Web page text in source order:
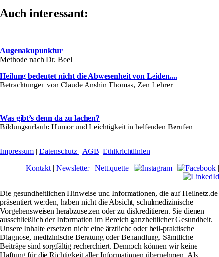
Auch interessant:
Augenakupunktur
Methode nach Dr. Boel
Heilung bedeutet nicht die Abwesenheit von Leiden....
Betrachtungen von Claude Anshin Thomas, Zen-Lehrer
Was gibt’s denn da zu lachen?
Bildungsurlaub: Humor und Leichtigkeit in helfenden Berufen
Impressum | Datenschutz | AGB| Ethikrichtlinien
Kontakt | Newsletter | Nettiquette | | |
Die gesundheitlichen Hinweise und Informationen, die auf Heilnetz.de
präsentiert werden, haben nicht die Absicht, schulmedizinische
Vorgehensweisen herabzusetzen oder zu diskreditieren. Sie dienen
ausschließlich der Information im Bereich ganzheitlicher Gesundheit.
Unsere Inhalte ersetzen nicht eine ärztliche oder heil-praktische
Diagnose, medizinische Beratung oder Behandlung. Sämtliche
Beiträge sind sorgfältig recherchiert. Dennoch können wir keine
Haftung für die Richtigkeit aller Informationen übernehmen. Als